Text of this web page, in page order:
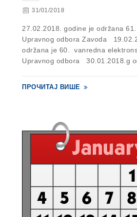
31/01/2018
27.02.2018. godine je održana
Upravnog odbora Zavoda
održana je 60. vanredna
Upravnog odbora 30.01.2018.g
ПРОЧИТАЈ ВИШЕ